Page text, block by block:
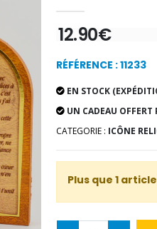
12.90€
RÉFÉRENCE : 11233
EN STOCK
UN CADEAU
CATEGORIE : ICÔNE
Plus que 1